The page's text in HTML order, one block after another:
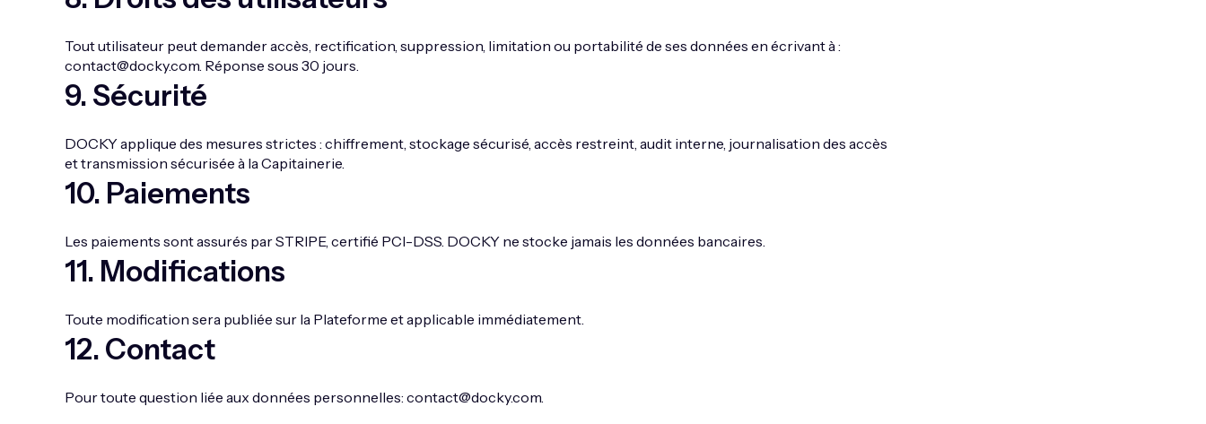
Tout utilisateur peut demander accès, rectification, suppression, limitation ou portabilité de ses données en écrivant à :
contact@docky.com. Réponse sous 30 jours.
9. Sécurité
DOCKY applique des mesures strictes : chiffrement, stockage sécurisé, accès restreint, audit interne, journalisation des accès
et transmission sécurisée à la Capitainerie.
10. Paiements
Les paiements sont assurés par STRIPE, certifié PCI-DSS. DOCKY ne stocke jamais les données bancaires.
11. Modifications
Toute modification sera publiée sur la Plateforme et applicable immédiatement.
12. Contact
Pour toute question liée aux données personnelles: contact@docky.com.